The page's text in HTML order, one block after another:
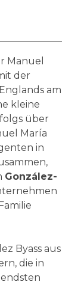
Manuel
der
am
kleine
über
María
in
González-
Byass aus
die in